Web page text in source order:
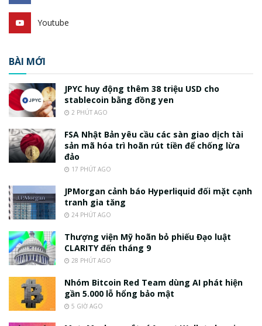
Youtube
BÀI MỚI
JPYC huy động thêm 38 triệu USD cho
stablecoin bằng đồng yen
2 PHÚT AGO
FSA Nhật Bản yêu cầu các sàn giao dịch tài
sản mã hóa trì hoãn rút tiền để chống lừa
đảo
17 PHÚT AGO
JPMorgan cảnh báo Hyperliquid đối mặt cạnh
tranh gia tăng
24 PHÚT AGO
Thượng viện Mỹ hoãn bỏ phiếu Đạo luật
CLARITY đến tháng 9
28 PHÚT AGO
Nhóm Bitcoin Red Team dùng AI phát hiện
gần 5.000 lỗ hổng bảo mật
5 GIỜ AGO